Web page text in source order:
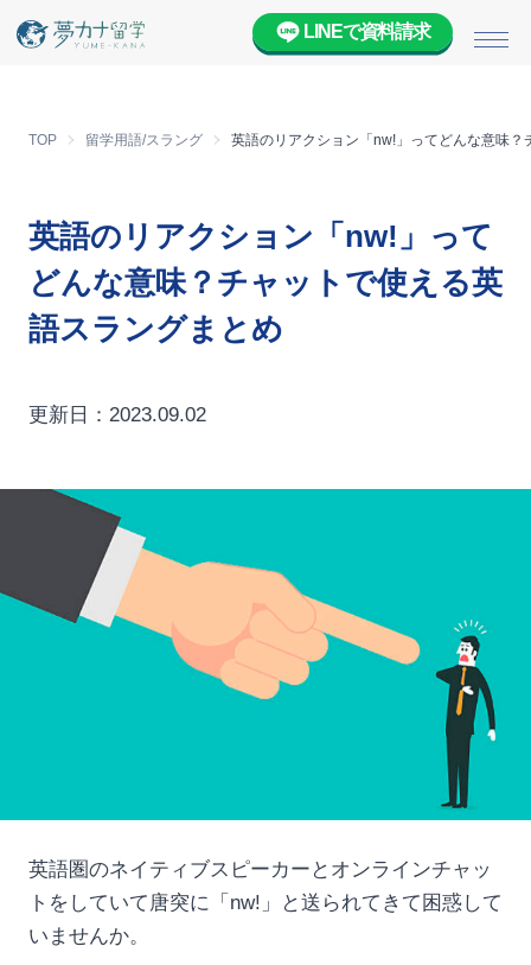
メ
LINEで資料請求
TOP 留学用語/スラング 英語のリアクション「nw!」ってどんな意味
英語のリアクション「nw!」って
どんな意味？チャットで使える英
語スラングまとめ
更新日：2023.09.02
英語圏のネイティブスピーカーとオンラインチャッ
トをしていて唐突に「nw!」と送られてきて困惑して
いませんか。